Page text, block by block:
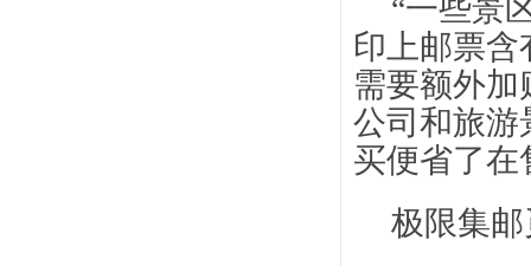
“一些景
印上邮票含
需要额外加
公司和旅游
买便省了在
极限集